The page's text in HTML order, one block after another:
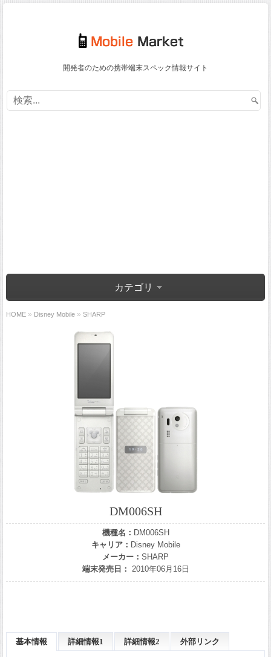
開発者のための携帯端末スペック情報サイト
カテゴリ
HOME » Disney Mobile » SHARP
DM006SH
機種名： DM006SH
キャリア： Disney Mobile
メーカー： SHARP
端末発売日： 2010年06月16日
基本情報 詳細情報1 詳細情報2 外部リンク